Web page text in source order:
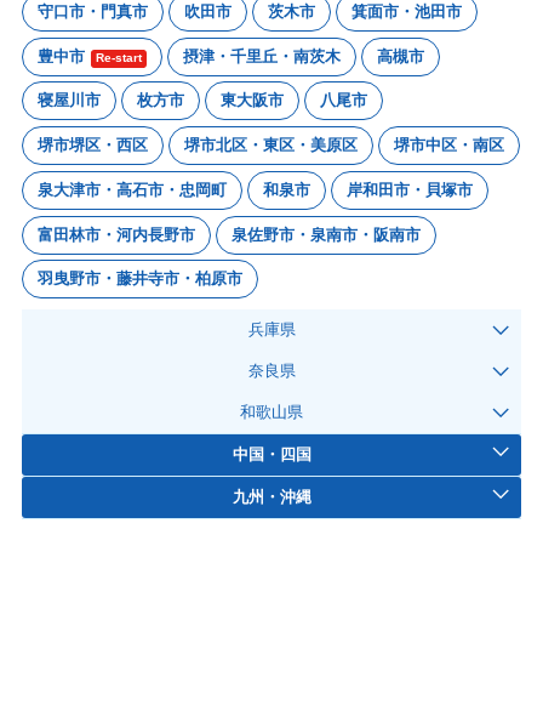
守口市・門真市 吹田市 茨木市 箕面市・池田市
豊中市 Re-start 摂津・千里丘・南茨木 高槻市
寝屋川市 枚方市 東大阪市 八尾市
堺市堺区・西区 堺市北区・東区・美原区 堺市中区・南区
泉大津市・高石市・忠岡町 和泉市 岸和田市・貝塚市
富田林市・河内長野市 泉佐野市・泉南市・阪南市
羽曳野市・藤井寺市・柏原市
兵庫県
奈良県
和歌山県
中国・四国
九州・沖縄